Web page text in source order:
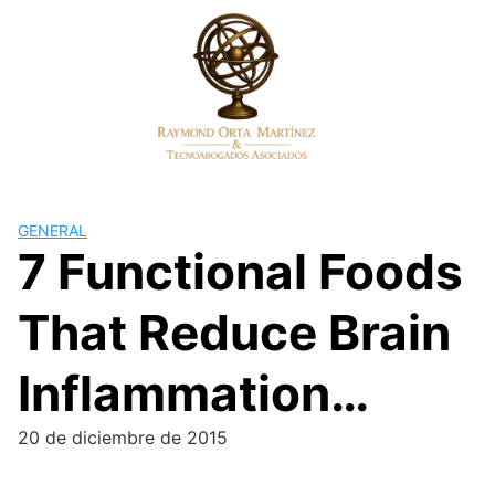
GENERAL
7 Functional Foods
That Reduce Brain
Inflammation…
20 de diciembre de 2015